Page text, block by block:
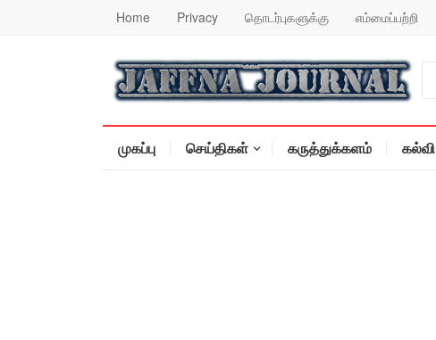
Home Privacy தொடர்புகளுக்கு எம்மைப்பற்றி
முகப்பு செய்திகள் கருத்துக்களம் கல்வி